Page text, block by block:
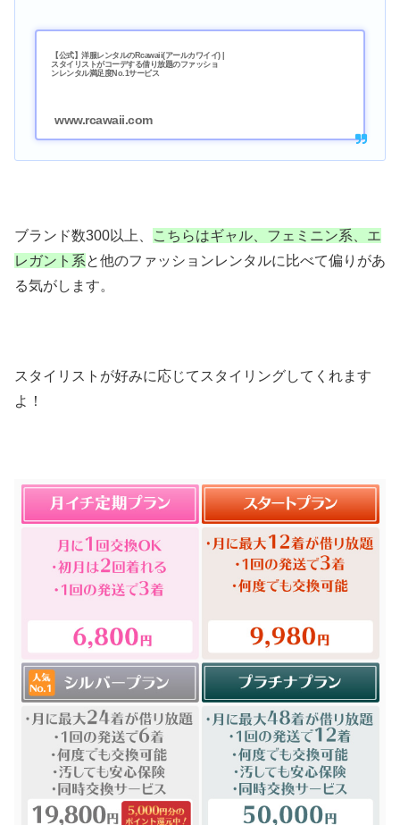
【公式】洋服レンタルのRcawaii(アールカワイイ) |
スタイリストがコーデする借り放題のファッショ
ンレンタル満足度No.1サービス
www.rcawaii.com
ブランド数300以上、
こちらはギャル、フェミニン系、エ
レガント系と他のファッションレンタルに比べて偏りがあ
る気がします。
スタイリストが好みに応じてスタイリングしてくれます
よ！